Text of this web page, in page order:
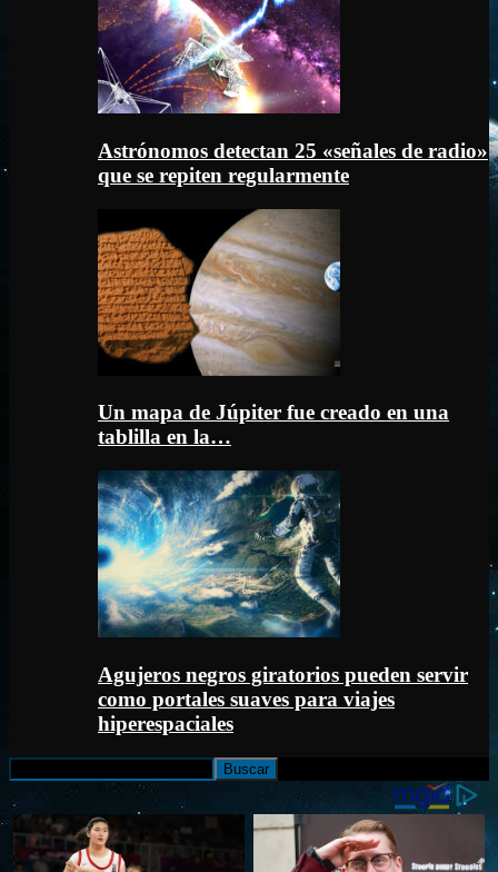
Astrónomos detectan 25 «señales de radio»
que se repiten regularmente
Un mapa de Júpiter fue creado en una
tablilla en la…
Agujeros negros giratorios pueden servir
como portales suaves para viajes
hiperespaciales